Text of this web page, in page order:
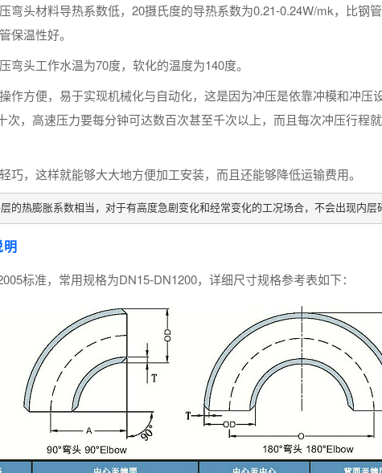
弯头材料导热系数低，20摄氏度的导热系数为0.21-0.24W/mk，比钢
保温性好。
弯头工作水温为70度，软化的温度为140度。
作方便，易于实现机械化与自动化，这是因为冲压是依靠冲模和冲压
次，高速压力要每分钟可达数百次甚至千次以上，而且每次冲压行程
巧，这样就能够大大地方便加工安装，而且还能够降低运输费用。
的热膨胀系数相当，对于有高度急剧变化和经常变化的工况场合，不会出现内层
标准，常用规格为DN15-DN1200，详细尺寸规格参考表如下：